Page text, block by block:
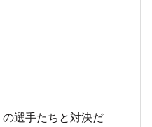
の選手たちと対決だ